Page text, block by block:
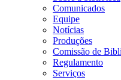
Comunicados
Equipe
Notícias
Produções
Comissão de
Regulamento
Serviços